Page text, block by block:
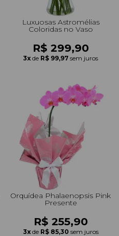
Luxuosas Astromélias
Coloridas no Vaso
R$ 299,90
3x de R$ 99,97 sem juros
Orquídea Phalaenopsis Pink
Presente
R$ 255,90
3x de R$ 85,30 sem juros